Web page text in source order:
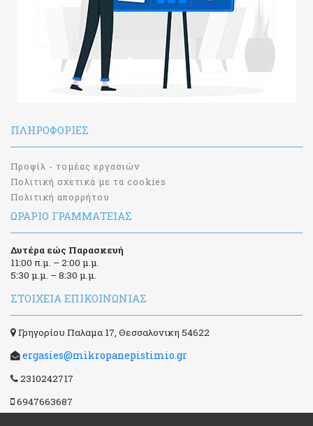
ΠΛΗΡΟΦΟΡΊΕΣ
Προφίλ - τομέας εργασιών
Πολιτική σχετικά με τα cookies
Πολιτική απορρήτου
ΩΡΆΡΙΟ ΓΡΑΜΜΑΤΕΊΑΣ
Δυτέρα εώς Παρασκευή
11:00 π.μ. – 2:00 μ.μ.
5:30 μ.μ. – 8:30 μ.μ.
ΣΤΟΙΧΕΊΑ ΕΠΙΚΟΙΝΩΝΊΑΣ
Γρηγορίου Παλαμα 17, Θεσσαλονικη 54622
ergasies@mikropanepistimio.gr
2310242717
6947663687